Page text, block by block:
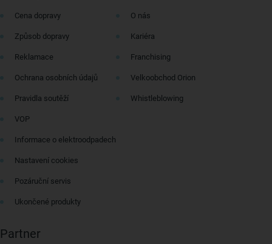
Cena dopravy
Způsob dopravy
Reklamace
Ochrana osobních údajů
Pravidla soutěží
VOP
Informace o elektroodpadech
Nastavení cookies
Pozáruční servis
Ukončené produkty
O nás
Kariéra
Franchising
Velkoobchod Orion
Whistleblowing
Partner